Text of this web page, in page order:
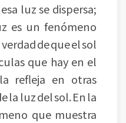
luz se dispersa;
es un fenómeno
de que el sol
que hay en el
refleja en otras
la luz del sol. En la
que muestra